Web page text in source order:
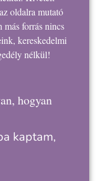
oldalra mutató
forrás nincs
kereskedelmi
nélkül!
hogyan
kaptam,